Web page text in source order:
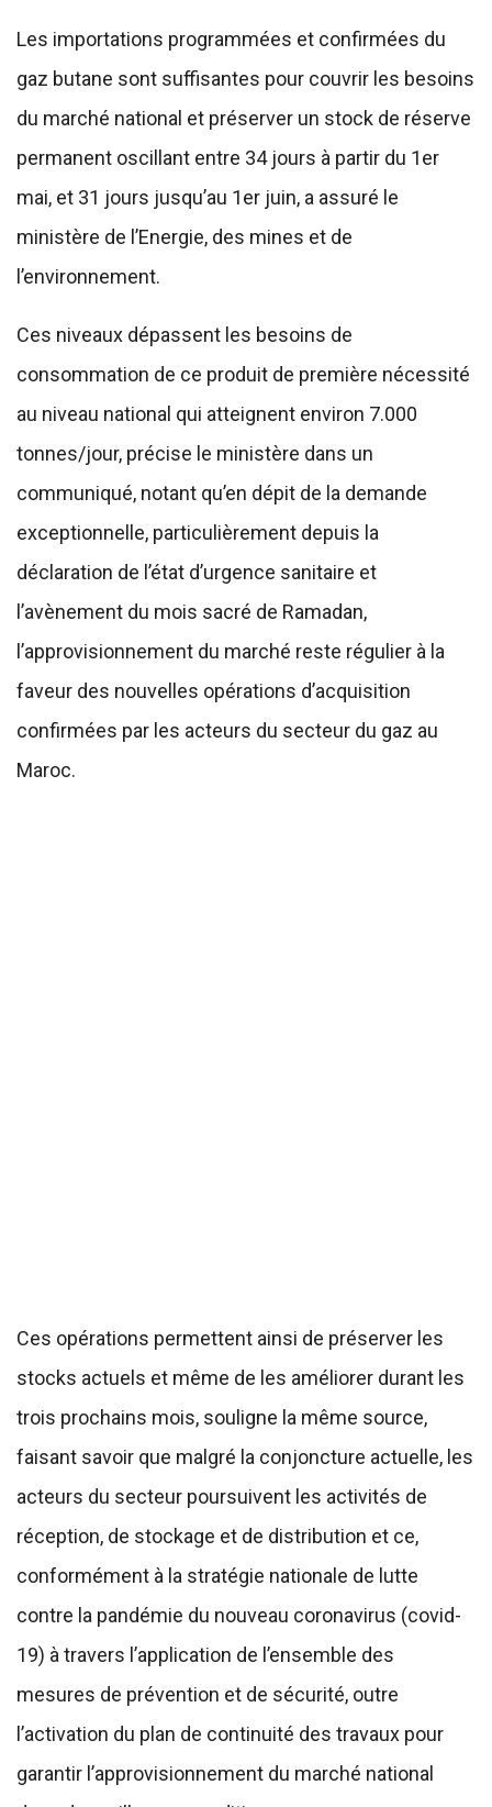
Les importations programmées et confirmées du
gaz butane sont suffisantes pour couvrir les besoins
du marché national et préserver un stock de réserve
permanent oscillant entre 34 jours à partir du 1er
mai, et 31 jours jusqu’au 1er juin, a assuré le
ministère de l’Energie, des mines et de
l’environnement.
Ces niveaux dépassent les besoins de
consommation de ce produit de première nécessité
au niveau national qui atteignent environ 7.000
tonnes/jour, précise le ministère dans un
communiqué, notant qu’en dépit de la demande
exceptionnelle, particulièrement depuis la
déclaration de l’état d’urgence sanitaire et
l’avènement du mois sacré de Ramadan,
l’approvisionnement du marché reste régulier à la
faveur des nouvelles opérations d’acquisition
confirmées par les acteurs du secteur du gaz au
Maroc.
Ces opérations permettent ainsi de préserver les
stocks actuels et même de les améliorer durant les
trois prochains mois, souligne la même source,
faisant savoir que malgré la conjoncture actuelle, les
acteurs du secteur poursuivent les activités de
réception, de stockage et de distribution et ce,
conformément à la stratégie nationale de lutte
contre la pandémie du nouveau coronavirus (covid-
19) à travers l’application de l’ensemble des
mesures de prévention et de sécurité, outre
l’activation du plan de continuité des travaux pour
garantir l’approvisionnement du marché national